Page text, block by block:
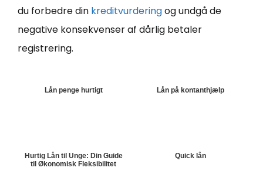
du forbedre din kreditvurderingog undgå de
negative konsekvenser af dårlig betaler
registrering.
Lån penge hurtigt Lån på kontanthjælp
Hurtig Lån til Unge: Din Guide
til Økonomisk Fleksibilitet
Quick lån